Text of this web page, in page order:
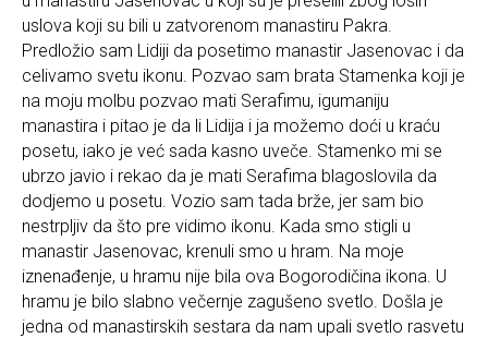
uslova koji su bili u zatvorenom manastiru Pakra.
Predložio sam Lidiji da posetimo manastir Jasenovac i da
celivamo svetu ikonu. Pozvao sam brata Stamenka koji je
na moju molbu pozvao mati Serafimu, igumaniju
manastira i pitao je da li Lidija i ja možemo doći u kraću
posetu, iako je već sada kasno uveče. Stamenko mi se
ubrzo javio i rekao da je mati Serafima blagoslovila da
dodjemo u posetu. Vozio sam tada brže, jer sam bio
nestrpljiv da što pre vidimo ikonu. Kada smo stigli u
manastir Jasenovac, krenuli smo u hram. Na moje
iznenađenje, u hramu nije bila ova Bogorodičina ikona. U
hramu je bilo slabno večernje zagušeno svetlo. Došla je
jedna od manastirskih sestara da nam upali svetlo rasvetu